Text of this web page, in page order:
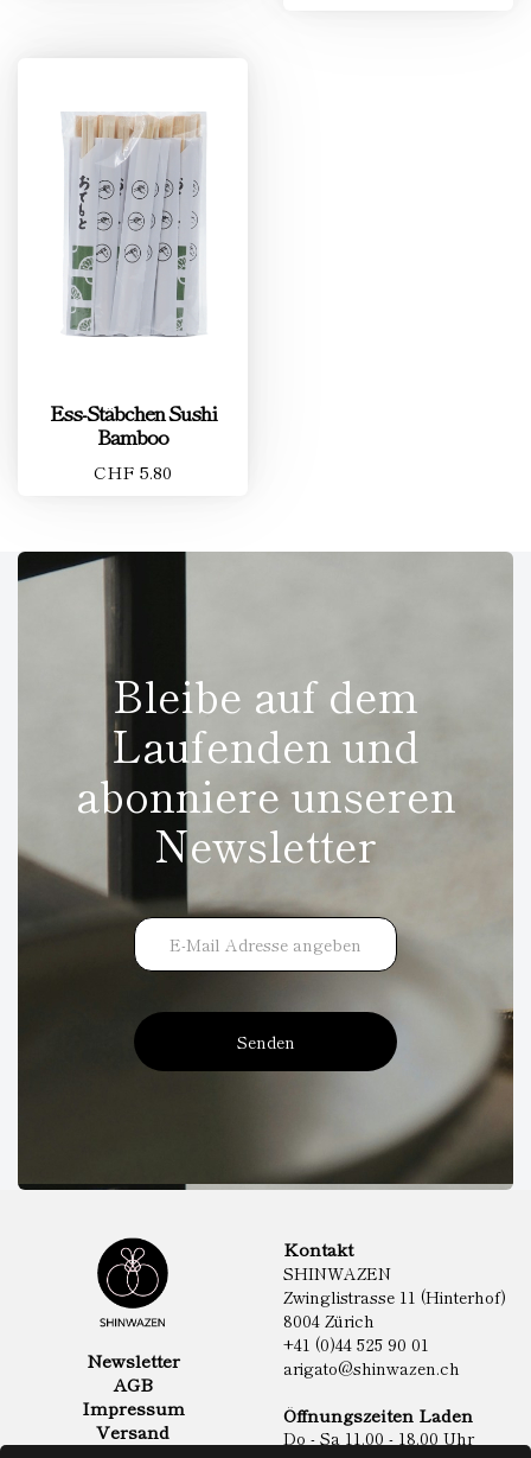
Ess-Stäbchen Sushi
Bamboo
CHF 5.80
Bleibe auf dem
Laufenden und
abonniere unseren
Newsletter
Senden
Newsletter
AGB
Impressum
Versand
Kontakt
SHINWAZEN
Zwinglistrasse 11 (Hinterhof)
8004 Zürich
+41 (0)44 525 90 01
arigato@shinwazen.ch
Öffnungszeiten Laden
Do - Sa 11.00 - 18.00 Uhr